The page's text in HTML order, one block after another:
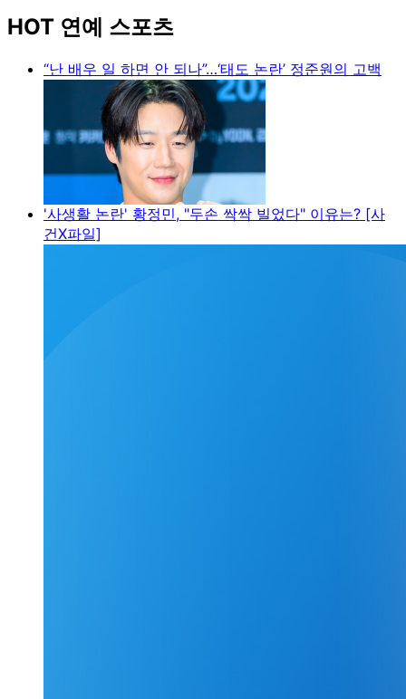
HOT 연예 스포츠
“난 배우 일 하면 안 되나”…‘태도 논란’ 정준원의 고백
'사생활 논란' 황정민, "두손 싹싹 빌었다" 이유는? [사
건X파일]